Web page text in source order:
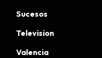
Sucesos
Television
Valencia